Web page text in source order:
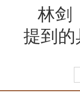
林剑
提到的